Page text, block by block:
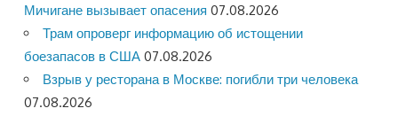
Мичигане вызывает опасения 07.08.2026
Трам опроверг информацию об истощении
боезапасов в США 07.08.2026
Взрыв у ресторана в Москве: погибли три человека
07.08.2026